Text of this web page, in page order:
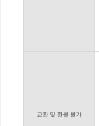
교환 및 환불 불가